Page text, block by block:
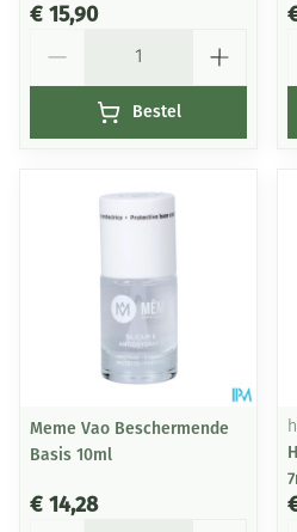
€ 15,90
Bestel
Meme Vao Beschermende
Basis 10ml
€ 14,28